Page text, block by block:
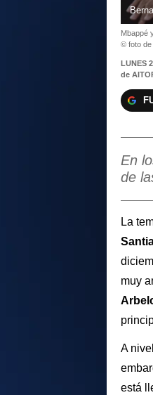
Mbappé
© foto de
LUNES
de
En
de
La
muy
A
está